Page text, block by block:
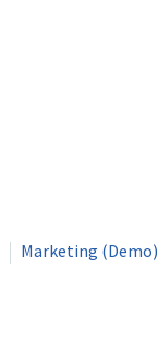
Marketing (Demo)